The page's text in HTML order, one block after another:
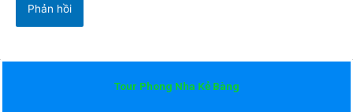
Tour Phong Nha Kẻ Bàng